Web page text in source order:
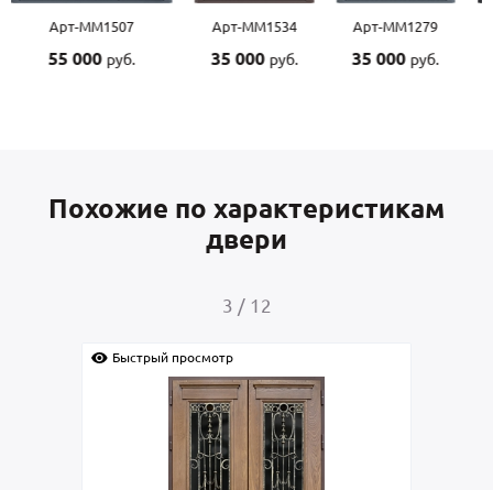
Арт-ММ1507
55 000 руб.
Арт-ММ1534
35 000 руб.
Арт-ММ1279
35 000 руб.
Похожие по характеристикам
двери
3 / 12
Быстрый просмотр